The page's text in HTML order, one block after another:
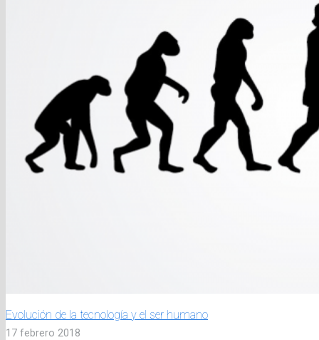
Evolución de la tecnología y el ser humano
17 febrero 2018